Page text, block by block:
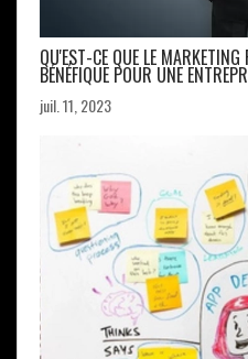
QU'EST-CE QUE LE
BÉNÉFIQUE POUR UNE
juil. 11, 2023